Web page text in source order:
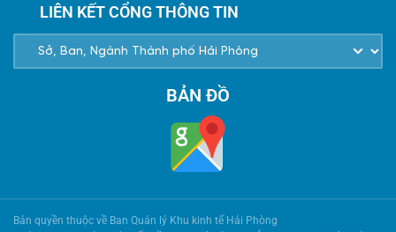
LIÊN KẾT CỔNG THÔNG TIN
BẢN ĐỒ
Bản quyền thuộc về Ban Quản lý Khu kinh tế Hải Phòng